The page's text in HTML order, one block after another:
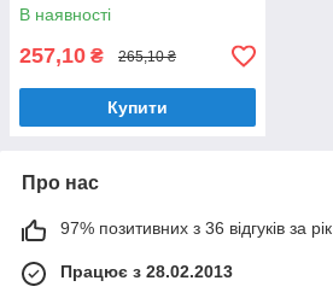
В наявності
257,10 ₴ 265,10 ₴
Купити
Про нас
97% позитивних з 36 відгуків за рік
Працює з 28.02.2013